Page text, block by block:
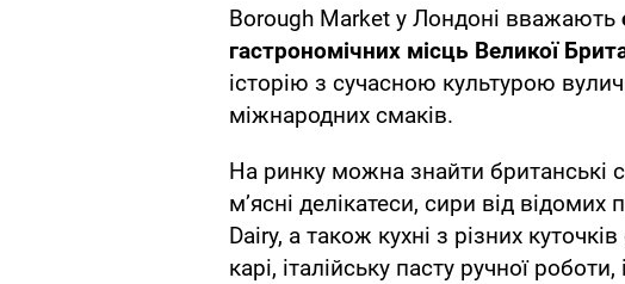
Borough Market у Лондоні вважають
гастрономічних місць Великої
історію з сучасною культурою
міжнародних смаків.
На ринку можна знайти британські
м’ясні делікатеси, сири від відомих
Dairy, а також кухні з різних
карі, італійську пасту ручної